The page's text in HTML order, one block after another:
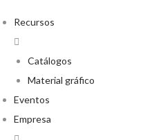
Recursos
Catálogos
Material gráfico
Eventos
Empresa